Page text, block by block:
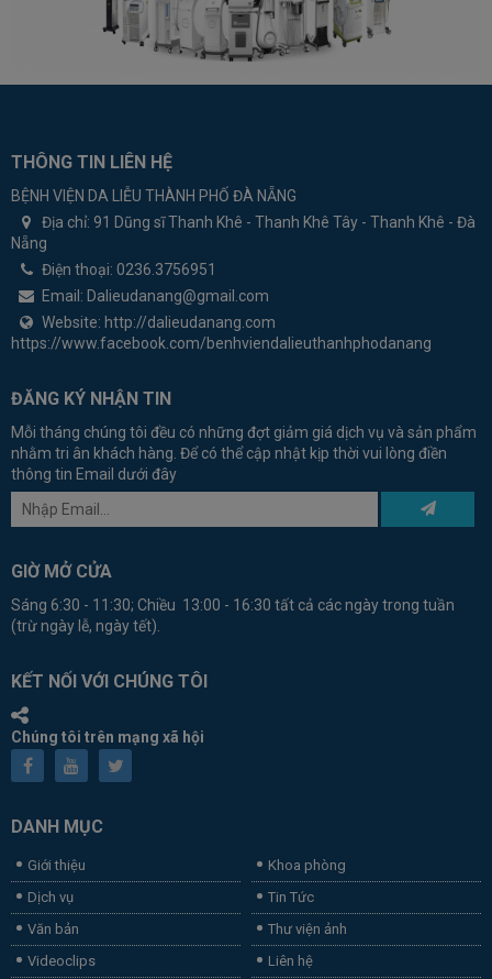
THÔNG TIN LIÊN HỆ
BỆNH VIỆN DA LIỄU THÀNH PHỐ ĐÀ NẴNG
Địa chỉ: 91 Dũng sĩ Thanh Khê - Thanh Khê Tây - Thanh Khê - Đà
Nẵng
Điện thoại: 0236.3756951
Email: Dalieudanang@gmail.com
Website: http://dalieudanang.com
https://www.facebook.com/benhviendalieuthanhphodanang
ĐĂNG KÝ NHẬN TIN
Mỗi tháng chúng tôi đều có những đợt giảm giá dịch vụ và sản phẩm
nhằm tri ân khách hàng. Để có thể cập nhật kịp thời vui lòng điền
thông tin Email dưới đây
GIỜ MỞ CỬA
Sáng 6:30 - 11:30; Chiều 13:00 - 16:30 tất cả các ngày trong tuần
(trừ ngày lễ, ngày tết).
KẾT NỐI VỚI CHÚNG TÔI
Chúng tôi trên mạng xã hội
DANH MỤC
Giới thiệu
Khoa phòng
Dịch vụ
Tin Tức
Văn bản
Thư viện ảnh
Videoclips
Liên hệ